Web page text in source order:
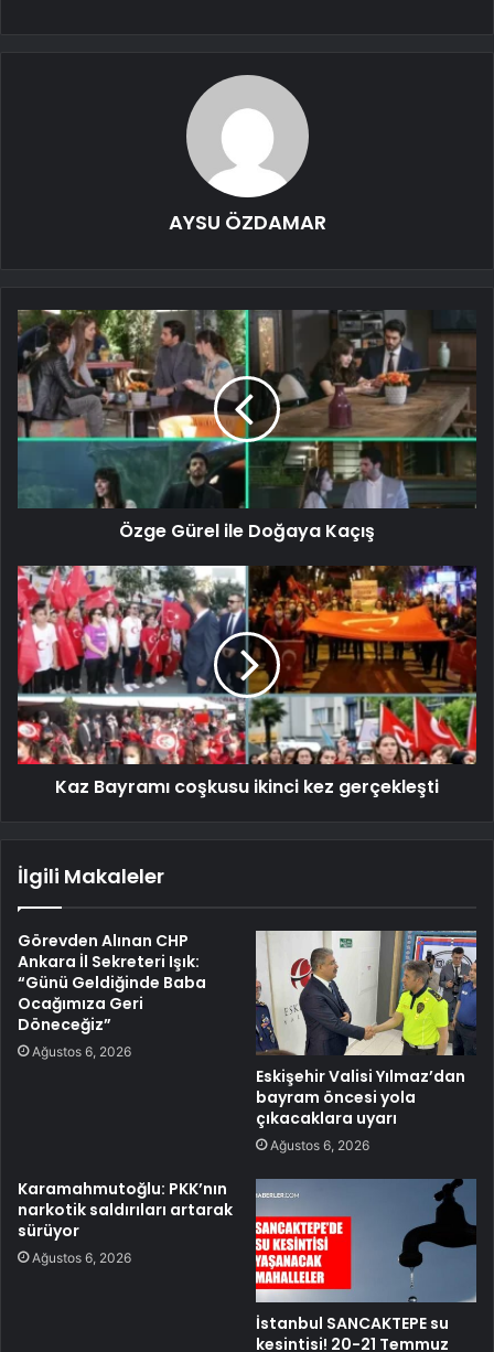
AYSU ÖZDAMAR
Özge Gürel ile Doğaya Kaçış
Kaz Bayramı coşkusu ikinci kez gerçekleşti
İlgili Makaleler
Görevden Alınan CHP
Ankara İl Sekreteri Işık:
“Günü Geldiğinde Baba
Ocağımıza Geri
Döneceğiz”
Ağustos 6, 2026
Eskişehir Valisi Yılmaz’dan
bayram öncesi yola
çıkacaklara uyarı
Ağustos 6, 2026
Karamahmutoğlu: PKK’nın
narkotik saldırıları artarak
sürüyor
Ağustos 6, 2026
İstanbul SANCAKTEPE su
kesintisi! 20-21 Temmuz